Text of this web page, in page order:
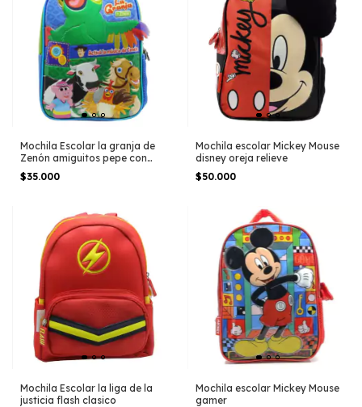
Mochila Escolar la granja de
Zenón amiguitos pepe con
sonido
$35.000
Mochila escolar Mickey Mouse
disney oreja relieve
$50.000
Mochila Escolar la liga de la
justicia flash clasico
Mochila escolar Mickey Mouse
gamer